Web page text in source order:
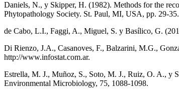
Daniels, N., y Skipper, H. (1982). Methods for the
Phytopathology Society. St. Paul, MI, USA, pp. 29-35.
de Cabo, L.I., Faggi, A., Miguel, S. y Basílico, G.
Di Rienzo, J.A., Casanoves, F., Balzarini, M.G.,
http://www.infostat.com.ar.
Estrella, M. J., Muñoz, S., Soto, M. J., Ruiz, O. A., y
Environmental Microbiology, 75, 1088-1098.